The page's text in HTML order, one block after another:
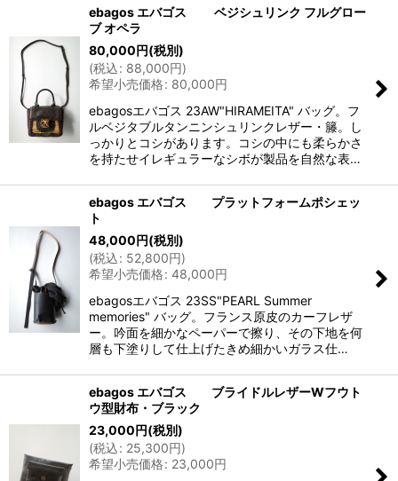
ebagos エバゴス ベジシュリンク フルグロー
ブ オペラ
80,000円(税別)
(税込: 88,000円)
希望小売価格: 80,000円
ebagosエバゴス 23AW"HIRAMEITA" バッグ。フ
ルベジタブルタンニンシュリンクレザー・籐。し
っかりとコシがあります。コシの中にも柔らかさ
を持たせイレギュラーなシボが製品を自然な表…
ebagos エバゴス プラットフォームポシェッ
ト
48,000円(税別)
(税込: 52,800円)
希望小売価格: 48,000円
ebagosエバゴス 23SS"PEARL Summer
memories" バッグ。フランス原皮のカーフレザ
ー。吟面を細かなペーパーで擦り、その下地を何
層も下塗りして仕上げたきめ細かいガラス仕…
ebagos エバゴス ブライドルレザーWフウト
ウ型財布・ブラック
23,000円(税別)
(税込: 25,300円)
希望小売価格: 23,000円